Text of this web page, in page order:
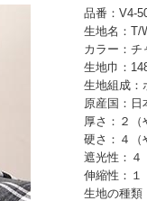
品番：V4-
生地名：T/
カラー：チ
生地巾：
生地組成：
原産国：日
厚さ：２（
硬さ：４（
遮光性：４
伸縮性：１
生地の種類